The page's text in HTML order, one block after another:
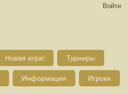
Войти
Новая игра! Турниры
Информация Игроки